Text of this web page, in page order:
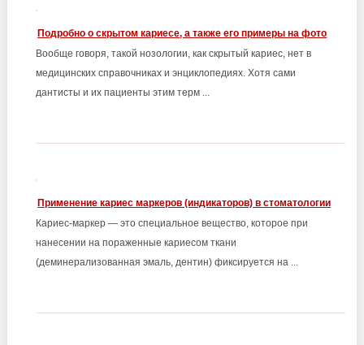
Подробно о скрытом кариесе, а также его примеры на фото
Вообще говоря, такой нозологии, как скрытый кариес, нет в
медицинских справочниках и энциклопедиях. Хотя сами
дантисты и их пациенты этим терм ...
Применение кариес маркеров (индикаторов) в стоматологии
Кариес-маркер — это специальное вещество, которое при
нанесении на пораженные кариесом ткани
(деминерализованная эмаль, дентин) фиксируется на ...